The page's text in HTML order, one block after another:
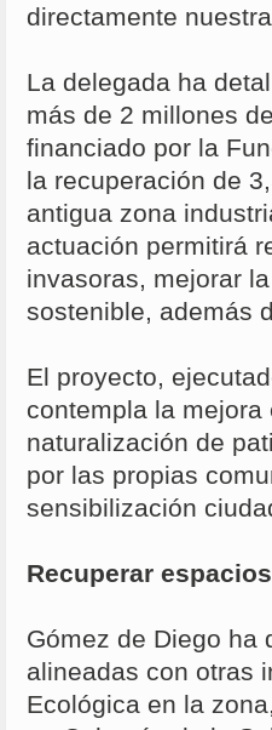
directamente
La delegada ha
más de 2 millones
financiado por la
la recuperación de
antigua zona
actuación permitirá
invasoras, mejorar
sostenible, además
El proyecto,
contempla la
naturalización de
por las propias
sensibilización
Recuperar
Gómez de Diego ha
alineadas con otras
Ecológica en la